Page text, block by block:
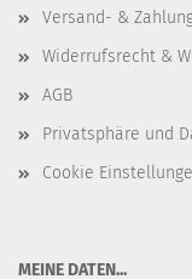
Versand- &
Widerrufsrecht &
AGB
Privatsphäre und
Cookie
​MEINE DATEN...